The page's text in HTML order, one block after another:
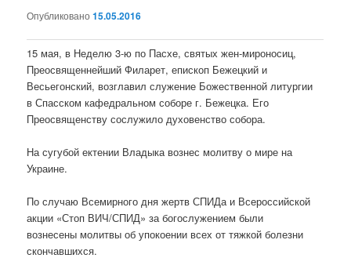
Опубликовано15.05.2016
15 мая, в Неделю 3-ю по Пасхе, святых жен-мироносиц,
Преосвященнейший Филарет, епископ Бежецкий и
Весьегонский, возглавил служение Божественной литургии
в Спасском кафедральном соборе г. Бежецка. Его
Преосвященству сослужило духовенство собора.
На сугубой ектении Владыка вознес молитву о мире на
Украине.
По случаю Всемирного дня жертв СПИДа и Всероссийской
акции «Стоп ВИЧ/СПИД» за богослужением были
вознесены молитвы об упокоении всех от тяжкой болезни
скончавшихся.